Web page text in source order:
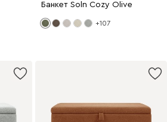
Банкет Soln Cozy Olive
+107